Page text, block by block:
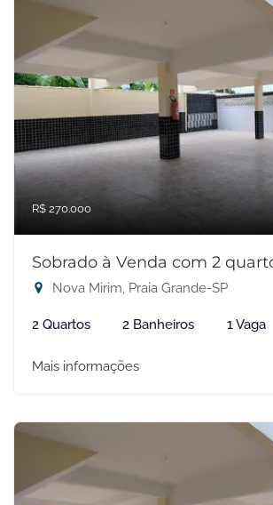
R$ 270.000
Sobrado à Venda com 2
Nova Mirim, Praia Grande-SP
2 Quartos 2 Banheiros 1 Vaga
Mais informações